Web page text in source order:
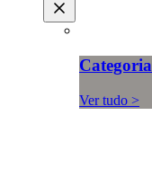
Categoria
Ver tudo >